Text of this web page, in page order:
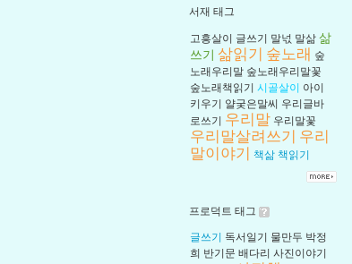
서재 태그
고흥살이 글쓰기 말넋 말삶 삶
쓰기 삶읽기 숲노래 숲
노래우리말 숲노래우리말꽃
숲노래책읽기 시골살이
아이
키우기
얄궂은말씨 우리글바
로쓰기
우리말 우리말꽃
우리말살려쓰기
우리
말이야기
책삶 책읽기
프로덕트 태그
글쓰기 독서일기 물만두 박정
희 반기문 배다리 사진이야기